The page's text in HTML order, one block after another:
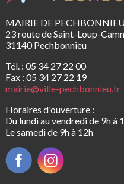
MAIRIE DE
23 route de Saint-Loup-
31140 Pechbonnieu
Tél. : 05 34 27 22 00
Fax : 05 34 27 22 19
mairie@ville-pechbonnieu.fr
Horaires d'ouverture :
Du lundi au vendredi de 9h à
Le samedi de 9h à 12h